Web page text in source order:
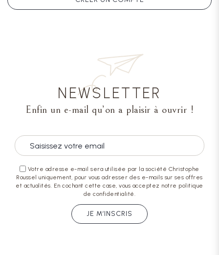
NEWSLETTER
Enfin un e-mail qu’on a plaisir à ouvrir !
Votre adresse e-mail sera utilisée par la société Christophe
Roussel uniquement, pour vous adresser des e-mails sur ses offres
et actualités. En cochant cette case, vous acceptez notre politique
de confidentialité.
JE M’INSCRIS